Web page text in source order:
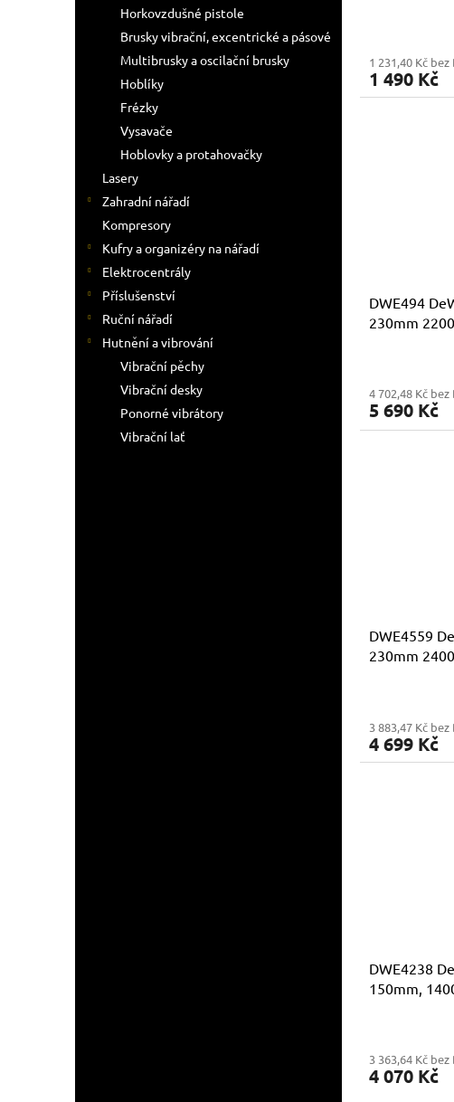
Horkovzdušné pistole
Brusky vibrační, excentrické a pásové
Multibrusky a oscilační brusky
Hoblíky
Frézky
Vysavače
Hoblovky a protahovačky
Lasery
Zahradní nářadí
Kompresory
Kufry a organizéry na nářadí
Elektrocentrály
Příslušenství
Ruční nářadí
Hutnění a vibrování
Vibrační pěchy
Vibrační desky
Ponorné vibrátory
Vibrační lať
1 231,40 Kč bez
1 490 Kč
DWE494
230mm
4 702,48 Kč bez
5 690 Kč
DWE4559
230mm
3 883,47 Kč bez
4 699 Kč
DWE4238
150mm,
3 363,64 Kč bez
4 070 Kč